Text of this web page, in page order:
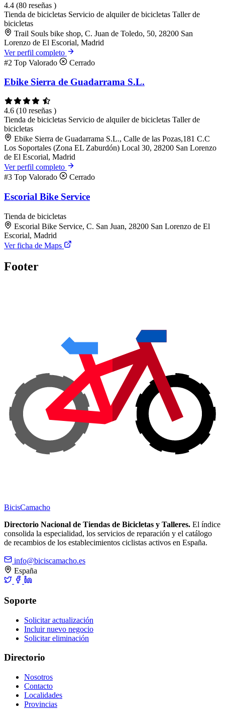
4.4 (80 reseñas )
Tienda de bicicletas Servicio de alquiler de bicicletas Taller de
bicicletas
Trail Souls bike shop, C. Juan de Toledo, 50, 28200 San
Lorenzo de El Escorial, Madrid
Ver perfil completo
#2 Top Valorado Cerrado
Ebike Sierra de Guadarrama S.L.
4.6 (10 reseñas )
Tienda de bicicletas Servicio de alquiler de bicicletas Taller de
bicicletas
Ebike Sierra de Guadarrama S.L., Calle de las Pozas,181 C.C
Los Soportales (Zona EL Zaburdón) Local 30, 28200 San Lorenzo
de El Escorial, Madrid
Ver perfil completo
#3 Top Valorado Cerrado
Escorial Bike Service
Tienda de bicicletas
Escorial Bike Service, C. San Juan, 28200 San Lorenzo de El
Escorial, Madrid
Ver ficha de Maps
Footer
BicisCamacho
Directorio Nacional de Tiendas de Bicicletas y Talleres. El índice
consolida la especialidad, los servicios de reparación y el catálogo
de recambios de los establecimientos ciclistas activos en España.
info@biciscamacho.es
España
Soporte
Solicitar actualización
Incluir nuevo negocio
Solicitar eliminación
Directorio
Nosotros
Contacto
Localidades
Provincias